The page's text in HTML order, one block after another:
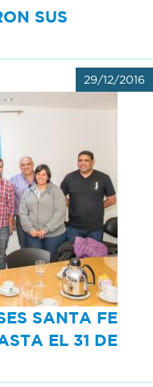
SUS
29/12/2016
SANTA FE
EL 31 DE